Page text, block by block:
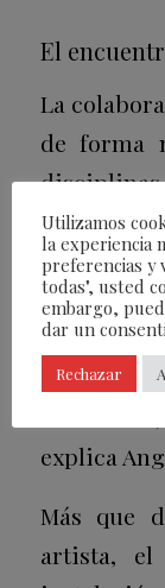
El
La
de forma
ambas
puntos de
muy
emoción.
explica
Más que
artista,
Utilizamos
la experiencia
preferencias y
todas", usted
embargo,
dar un
Rechazar